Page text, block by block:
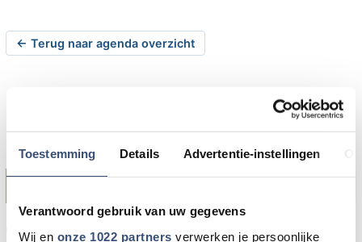
Toestemming Details Advertentie-instellingen
Verantwoord gebruik van uw gegevens
Wij en onze 1022 partners verwerken je persoonlijke
← Terug naar agenda overzicht
Dorpstienden
Op zaterdag 3 maart 2012 zullen vier cabaretiers van